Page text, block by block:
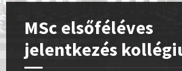
MSc elsőféléves
jelentkezés